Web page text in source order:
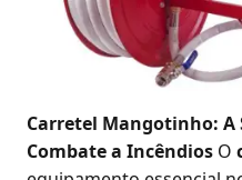
Carretel Mangotinho: A
Combate a Incêndios O